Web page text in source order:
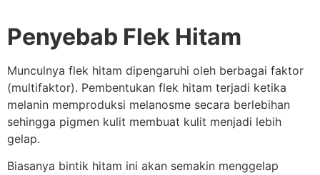
Penyebab Flek Hitam
Munculnya flek hitam dipengaruhi oleh berbagai faktor
(multifaktor). Pembentukan flek hitam terjadi ketika
melanin memproduksi melanosme secara berlebihan
sehingga pigmen kulit membuat kulit menjadi lebih
gelap.
Biasanya bintik hitam ini akan semakin menggelap